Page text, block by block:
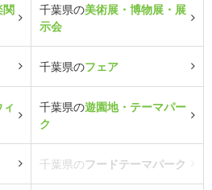
関
千葉県の美術展・博物展・展
示会
千葉県のフェア
千葉県の遊園地・テーマパー
ク
千葉県のフードテーマパーク